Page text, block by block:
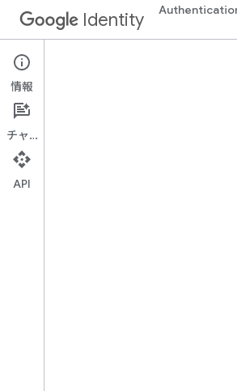
Identity
Credential Verification
SMS
SMS Retriever
的に実行できます
情報
チャット
API